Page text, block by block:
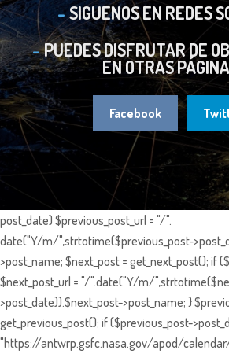
SIGUENOS EN REDES
PUEDES DISFRUTAR DE
EN OTRAS
Facebook
post_date) $previous_post_url = "/".
date("Y/m/",strtotime($previous_post-
>post_name; $next_post = get_next_post(); if
$next_post_url = "/".date("Y/m/
>post_date)).$next_post->post_name; }
get_previous_post(); if ($previous_post-
"https://antwrp.gsfc.nasa.gov/apod/